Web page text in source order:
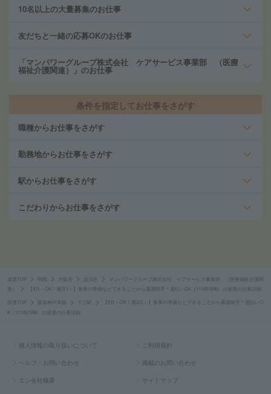
10名以上の大量募集のお仕事
友だちと一緒の応募OKのお仕事
「マンパワーグループ株式会社 ケアサービス事業部 （医療
福祉介護関連）」のお仕事
条件を指定してお仕事をさがす
職種からお仕事をさがす
勤務地からお仕事をさがす
駅からお仕事をさがす
こだわりからお仕事をさがす
派遣TOP 関西 大阪府 淀川区
マンパワーグループ株式会社 ケアサービス事業部 （医療福祉介護関
連）
【8月～OK！週2日～】食事の準備などできることから看護助手＊週払いOK（111451596）の派遣の仕事詳細
派遣TOP 阪急神戸本線
【8月～OK！週2日～】食事の準備などできることから看護助手＊週払いO
K（111451596）の派遣の仕事詳細
個人情報の取り扱いについて ご利用規約
ヘルプ・お問い合わせ 掲載のお問い合わせ
エン会社概要 サイトマップ